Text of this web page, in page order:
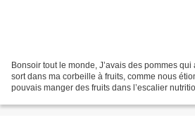
Bonsoir tout le monde, J’avais des pommes
sort dans ma corbeille à fruits, comme nous
pouvais manger des fruits dans l’escalier